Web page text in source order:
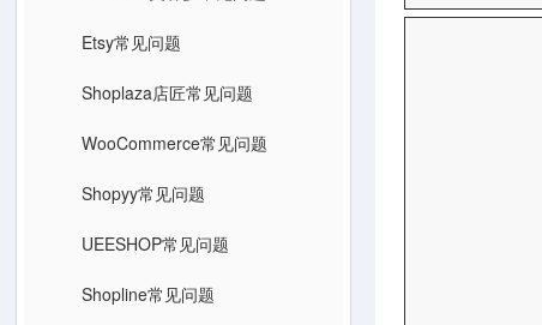
Etsy常见问题
Shoplaza店匠常见问题
WooCommerce常见问题
Shopyy常见问题
UEESHOP常见问题
Shopline常见问题